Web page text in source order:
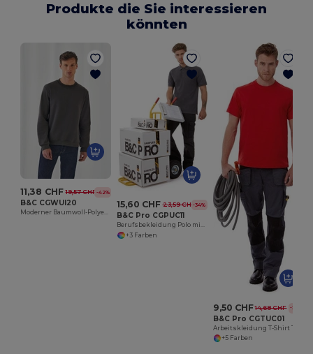
Produkte die Sie interessieren
könnten
11,38 CHF 19,57 CHF -42%
B&C CGWUI20
Moderner Baumwoll-Polyester Pullover Set
15,60 CHF 23,59 CHF-34%
B&C Pro CGPUC11
Berufsbekleidung Polo mit Brusttasche PUC11
+3 Farben
9,50 CHF 14,68 CHF -35%
B&C Pro CGTUC01
+5 Farben